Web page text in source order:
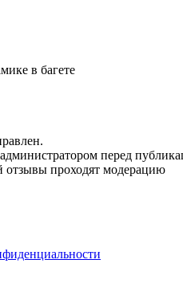
в багете
перед
отзывы проходят модерацию